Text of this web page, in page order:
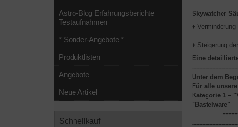
Skywatcher
♦
♦ Steigerung
Eine
Unter dem
Für alle
Kategorie 1 –
"Bastelware"
Astro-Blog Erfahrungsberichte
Testaufnahmen
* Sonder-Angebote *
Produktlisten
Angebote
Neue Artikel
Schnellkauf